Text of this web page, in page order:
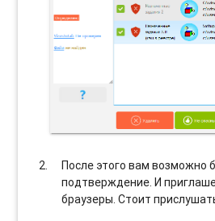
После этого вам возможно
подтверждение. И
браузеры. Стоит